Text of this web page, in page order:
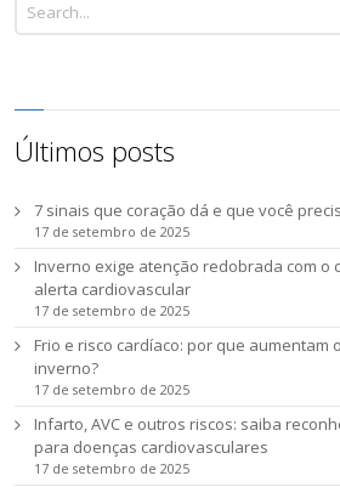
Últimos posts
7 sinais que coração dá e que você
17 de setembro de 2025
Inverno exige atenção redobrada com o
alerta cardiovascular
17 de setembro de 2025
Frio e risco cardíaco: por que aumentam
inverno?
17 de setembro de 2025
Infarto, AVC e outros riscos: saiba
para doenças cardiovasculares
17 de setembro de 2025